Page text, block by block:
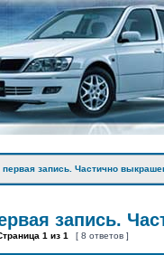
первая запись. Частично
запись.
1 из 1 [ 8 ответов ]